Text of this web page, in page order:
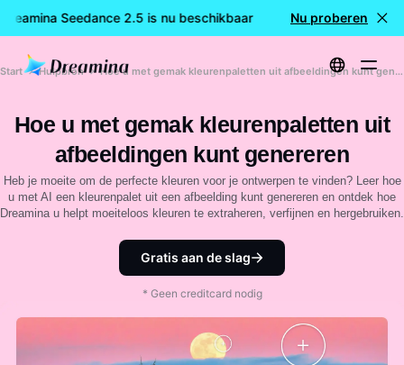
Seedance 2.5 is nu beschikbaar 🎉 Nieuw model
Nu proberen
Start Hulpbron Hoe u met gemak kleurenpaletten uit afbeeldingen kunt genereren
Hoe u met gemak kleurenpaletten uit
afbeeldingen kunt genereren
Heb je moeite om de perfecte kleuren voor je ontwerpen te vinden? Leer hoe
u met AI een kleurenpalet uit een afbeelding kunt genereren en ontdek hoe
Dreamina u helpt moeiteloos kleuren te extraheren, verfijnen en hergebruiken.
Gratis aan de slag
* Geen creditcard nodig